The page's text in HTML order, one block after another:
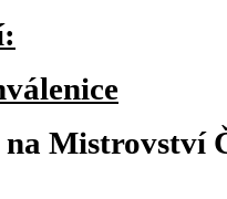
na Mistrovství